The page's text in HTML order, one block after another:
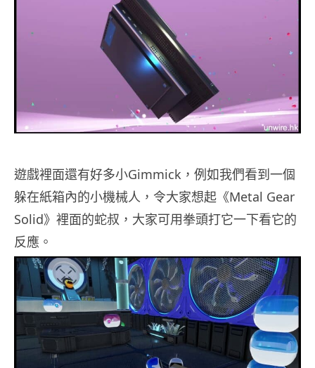
遊戲裡面還有好多小Gimmick，例如我們看到一個
躲在紙箱內的小機械人，令大家想起《Metal Gear
Solid》裡面的蛇叔，大家可用拳頭打它一下看它的
反應。